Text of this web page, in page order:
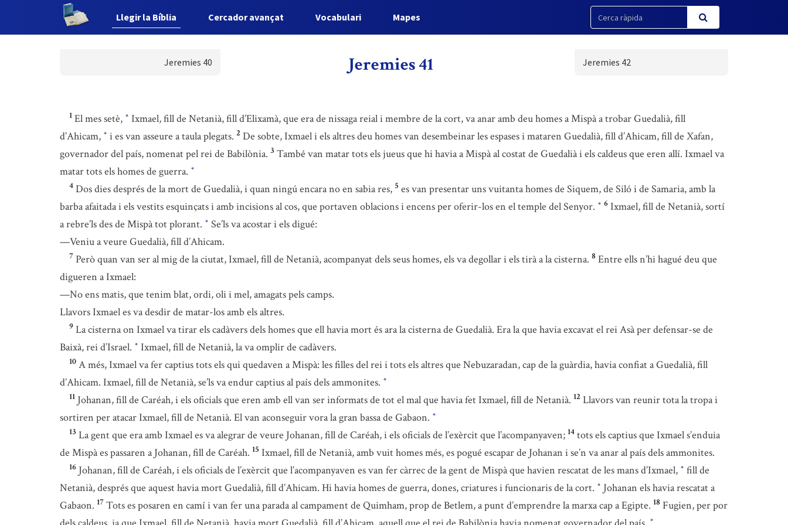
Llegir la Bíblia Cercador avançat Vocabulari Mapes
Jeremies 40 Jeremies 41 Jeremies 42
1 El mes setè, * Ixmael, fill de Netanià, fill d’Elixamà, que era de nissaga reial i membre de la cort, va anar amb deu homes a Mispà a trobar Guedalià, fill
d’Ahicam, * i es van asseure a taula plegats. 2 De sobte, Ixmael i els altres deu homes van desembeinar les espases i mataren Guedalià, fill d’Ahicam, fill de Xafan,
governador del país, nomenat pel rei de Babilònia. 3 També van matar tots els jueus que hi havia a Mispà al costat de Guedalià i els caldeus que eren allí. Ixmael va
matar tots els homes de guerra. *
4 Dos dies després de la mort de Guedalià, i quan ningú encara no en sabia res, 5 es van presentar uns vuitanta homes de Siquem, de Siló i de Samaria, amb la
barba afaitada i els vestits esquinçats i amb incisions al cos, que portaven oblacions i encens per oferir-los en el temple del Senyor. * 6 Ixmael, fill de Netanià, sortí
a rebre’ls des de Mispà tot plorant. * Se’ls va acostar i els digué:
—Veniu a veure Guedalià, fill d’Ahicam.
7 Però quan van ser al mig de la ciutat, Ixmael, fill de Netanià, acompanyat dels seus homes, els va degollar i els tirà a la cisterna. 8 Entre ells n’hi hagué deu que
digueren a Ixmael:
—No ens matis, que tenim blat, ordi, oli i mel, amagats pels camps.
Llavors Ixmael es va desdir de matar-los amb els altres.
9 La cisterna on Ixmael va tirar els cadàvers dels homes que ell havia mort és ara la cisterna de Guedalià. Era la que havia excavat el rei Asà per defensar-se de
Baixà, rei d’Israel. * Ixmael, fill de Netanià, la va omplir de cadàvers.
10 A més, Ixmael va fer captius tots els qui quedaven a Mispà: les filles del rei i tots els altres que Nebuzaradan, cap de la guàrdia, havia confiat a Guedalià, fill
d’Ahicam. Ixmael, fill de Netanià, se’ls va endur captius al país dels ammonites. *
11 Johanan, fill de Caréah, i els oficials que eren amb ell van ser informats de tot el mal que havia fet Ixmael, fill de Netanià. 12 Llavors van reunir tota la tropa i
sortiren per atacar Ixmael, fill de Netanià. El van aconseguir vora la gran bassa de Gabaon. *
13 La gent que era amb Ixmael es va alegrar de veure Johanan, fill de Caréah, i els oficials de l’exèrcit que l’acompanyaven; 14 tots els captius que Ixmael s’enduia
de Mispà es passaren a Johanan, fill de Caréah. 15 Ixmael, fill de Netanià, amb vuit homes més, es pogué escapar de Johanan i se’n va anar al país dels ammonites.
16 Johanan, fill de Caréah, i els oficials de l’exèrcit que l’acompanyaven es van fer càrrec de la gent de Mispà que havien rescatat de les mans d’Ixmael, * fill de
Netanià, després que aquest havia mort Guedalià, fill d’Ahicam. Hi havia homes de guerra, dones, criatures i funcionaris de la cort. * Johanan els havia rescatat a
Gabaon. 17 Tots es posaren en camí i van fer una parada al campament de Quimham, prop de Betlem, a punt d’emprendre la marxa cap a Egipte. 18 Fugien, per por
*